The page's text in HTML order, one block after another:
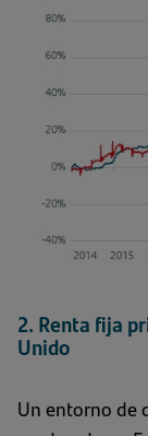
2. Renta fija
Unido
Un entorno de